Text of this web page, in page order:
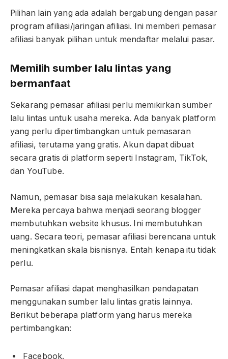
Pilihan lain yang ada adalah bergabung dengan pasar
program afiliasi/jaringan afiliasi. Ini memberi pemasar
afiliasi banyak pilihan untuk mendaftar melalui pasar.
Memilih sumber lalu lintas yang
bermanfaat
Sekarang pemasar afiliasi perlu memikirkan sumber
lalu lintas untuk usaha mereka. Ada banyak platform
yang perlu dipertimbangkan untuk pemasaran
afiliasi, terutama yang gratis. Akun dapat dibuat
secara gratis di platform seperti Instagram, TikTok,
dan YouTube.
Namun, pemasar bisa saja melakukan kesalahan.
Mereka percaya bahwa menjadi seorang blogger
membutuhkan website khusus. Ini membutuhkan
uang. Secara teori, pemasar afiliasi berencana untuk
meningkatkan skala bisnisnya. Entah kenapa itu tidak
perlu.
Pemasar afiliasi dapat menghasilkan pendapatan
menggunakan sumber lalu lintas gratis lainnya.
Berikut beberapa platform yang harus mereka
pertimbangkan:
Facebook.